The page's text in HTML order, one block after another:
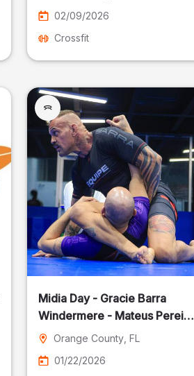
02/09/2026
Crossfit
Midia Day - Gracie Barra
Windermere - Mateus Pereira
Fotografia
Orange County , FL
01/22/2026